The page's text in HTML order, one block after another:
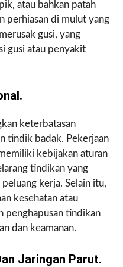
atau bahkan patah
perhiasan di mulut yang
gusi, yang
gusi atau penyakit
keterbatasan
tindik badak. Pekerjaan
kebijakan aturan
tindikan yang
kerja. Selain itu,
kesehatan atau
penghapusan tindikan
dan keamanan.
Jaringan Parut.